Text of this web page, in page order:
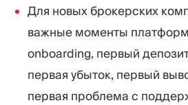
Для новых брокерских
важные моменты
onboarding, первый
первая убыток, первый
первая проблема с